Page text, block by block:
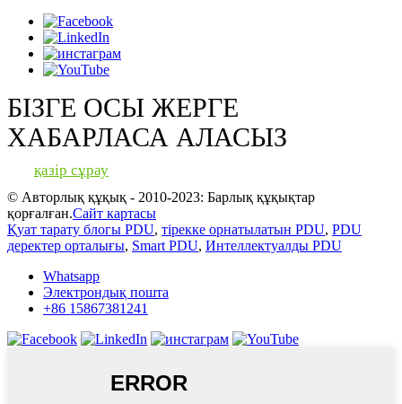
БІЗГЕ ОСЫ ЖЕРГЕ
ХАБАРЛАСА АЛАСЫЗ
қазір сұрау
© Авторлық құқық - 2010-2023: Барлық құқықтар
қорғалған.Сайт картасы
Қуат тарату блогы PDU, тірекке орнатылатын PDU, PDU
деректер орталығы, Smart PDU, Интеллектуалды PDU
Whatsapp
Электрондық пошта
+86 15867381241